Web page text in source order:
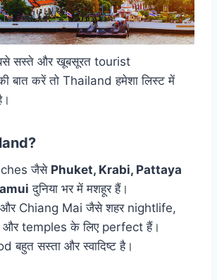
सस्ते और खूबसूरत tourist
बात करें तो Thailand हमेशा लिस्ट में
जैसे Phuket, Krabi, Pattaya
दुनिया भर में मशहूर हैं।
Chiang Mai जैसे शहर nightlife,
temples के लिए perfect हैं।
बहुत सस्ता और स्वादिष्ट है।